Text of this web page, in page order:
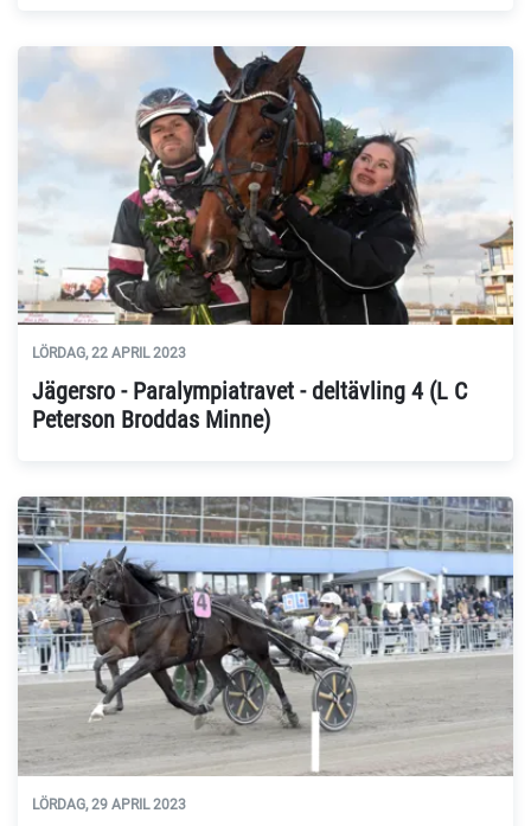
LÖRDAG, 22 APRIL 2023
Jägersro - Paralympiatravet - deltävling 4 (L C
Peterson Broddas Minne)
LÖRDAG, 29 APRIL 2023